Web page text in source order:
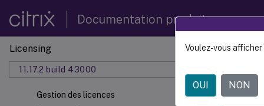
Documentation produit
Licensing
11.17.2 build 43000
Gestion des licences
Ce contenu a
Voulez-vous
OUI NON